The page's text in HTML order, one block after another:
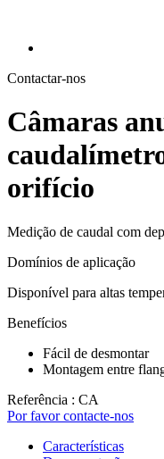
Contactar-nos
Câmaras
orifício
Medição de caudal com
Domínios de aplicação
Disponível para altas
Benefícios
Fácil de desmontar
Montagem entre
Referência : CA
Por favor contacte-nos
Características